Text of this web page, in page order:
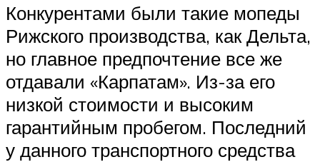
Конкурентами были такие мопеды
Рижского производства, как Дельта,
но главное предпочтение все же
отдавали «Карпатам». Из-за его
низкой стоимости и высоким
гарантийным пробегом. Последний
у данного транспортного средства